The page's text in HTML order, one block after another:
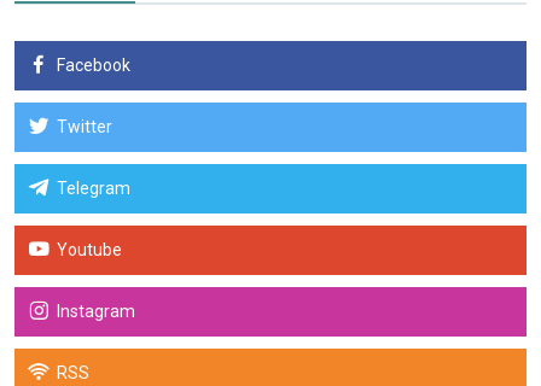
Facebook
Twitter
Telegram
Youtube
Instagram
RSS